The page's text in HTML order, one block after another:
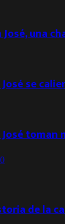
José, una
se
0
de la